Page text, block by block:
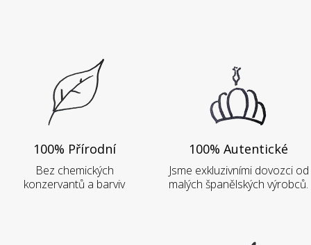
100% Přírodní
Bez chemických
konzervantů a barviv
100% Autentické
Jsme exkluzivními dovozci od
malých španělských výrobců.